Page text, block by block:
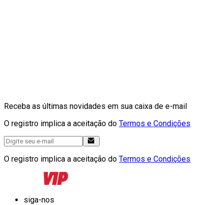
Receba as últimas novidades em sua caixa de e-mail
O registro implica a aceitação do Termos e Condições
O registro implica a aceitação do Termos e Condições
siga-nos